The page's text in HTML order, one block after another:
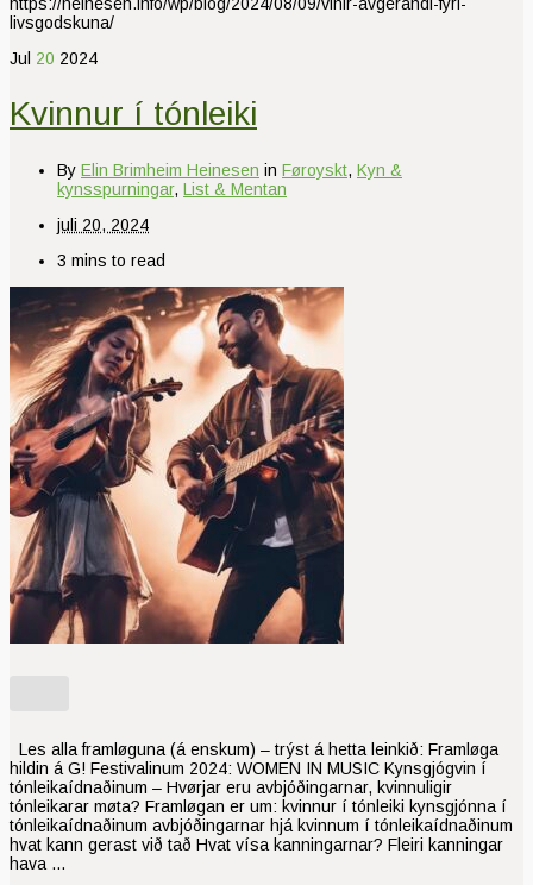
livsgodskuna/
Jul 20 2024
Kvinnur í tónleiki
By Elin Brimheim Heinesen in Føroyskt, Kyn &
kynsspurningar, List & Mentan
juli 20, 2024
3 mins to read
Les alla framløguna (á enskum) – trýst á hetta leinkið: Framløga
hildin á G! Festivalinum 2024: WOMEN IN MUSIC Kynsgjógvin í
tónleikaídnaðinum – Hvørjar eru avbjóðingarnar, kvinnuligir
tónleikarar møta? Framløgan er um: kvinnur í tónleiki kynsgjónna í
tónleikaídnaðinum avbjóðingarnar hjá kvinnum í tónleikaídnaðinum
hvat kann gerast við tað Hvat vísa kanningarnar? Fleiri kanningar
hava …